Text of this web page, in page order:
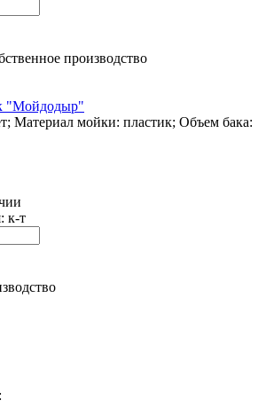
"Мойдодыр"
Материал мойки: пластик; Объем бака:
к-т